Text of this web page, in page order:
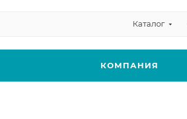
Каталог
КОМПАНИЯ